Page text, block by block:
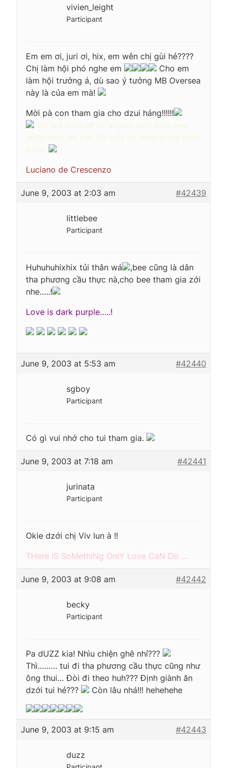
vivien_leight
Participant
Em em ơi, juri ơi, hix, em wên chị gùi hẻ????
Chị làm hội phó nghe em
Cho em
làm hội trưởng á, dù sao ý tưởng MB Oversea
này là của em mà!
Mời pà con tham gia cho dzui háng!!!!!!
We are each of us angels with only one
wing. And we can fly only by embracing each
other
Luciano de Crescenzo
June 9, 2003 at 2:03 am #42439
littlebee
Participant
Huhuhuhixhix tủi thân wá
,bee cũng là dân
tha phương cầu thực nà,cho bee tham gia zới
nhe…..!
Love is dark purple…..!
June 9, 2003 at 5:53 am #42440
sgboy
Participant
Có gì vui nhớ cho tui tham gia.
June 9, 2003 at 7:18 am #42441
jurinata
Participant
Okie dzới chị Viv lun à !!
THere iS SoMethiNg OnlY Love CaN Do …
June 9, 2003 at 9:08 am #42442
becky
Participant
Pa dUZZ kia! Nhìu chiện ghê nhỉ???
Thì……… tui đi tha phương cầu thực cũng như
ông thui… Đòi đi theo huh??? Định giành ăn
dzới tui hẻ???
Còn lâu nhá!!! hehehehe
June 9, 2003 at 9:15 am #42443
duzz